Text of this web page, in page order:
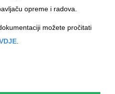
opreme i radova.
možete pročitati
.